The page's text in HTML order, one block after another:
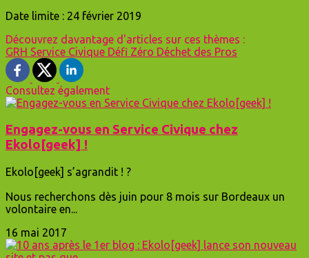
Date limite : 24 février 2019
Découvrez davantage d'articles sur ces thèmes :
GRH Service Civique Défi Zéro Déchet des Pros
Consultez également
Engagez-vous en Service Civique chez
Ekolo[geek] !
Ekolo[geek] s’agrandit ! ?
Nous recherchons dès juin pour 8 mois sur Bordeaux un
volontaire en...
16 mai 2017